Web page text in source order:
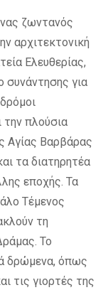
ζωντανός
αρχιτεκτονική
Ελευθερίας,
συνάντησης για
την πλούσια
Αγίας Βαρβάρας
τα διατηρητέα
εποχής. Τα
Τέμενος
τη
Το
δρώμενα, όπως
τις γιορτές της